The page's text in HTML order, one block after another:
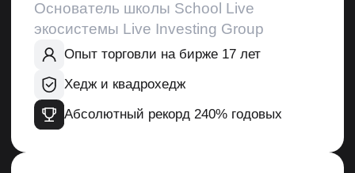
Смотрите прямо в телеграм.
Доступ к записям сразу после
Теханализ скальпера.